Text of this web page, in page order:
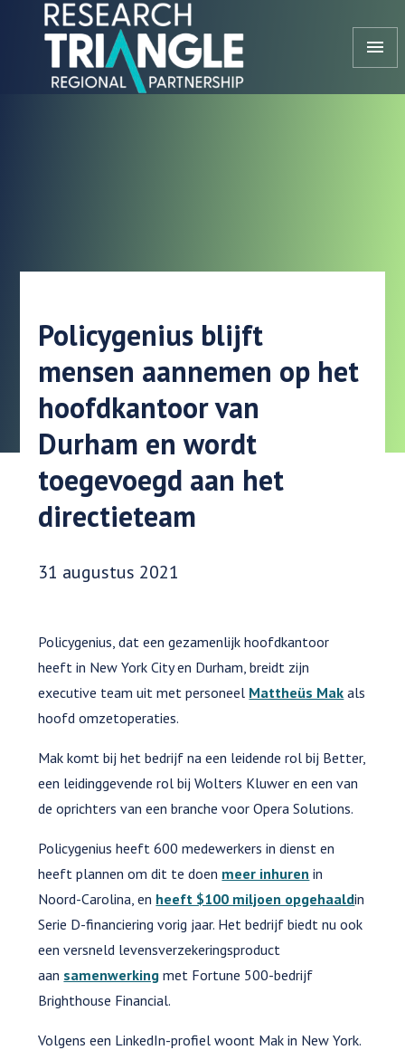
Doorgaan naar artikel
menu
Policygenius blijft
mensen aannemen op het
hoofdkantoor van
Durham en wordt
toegevoegd aan het
directieteam
Datum gepubliceerd:
31 augustus 2021
Policygenius, dat een gezamenlijk hoofdkantoor
heeft in New York City en Durham, breidt zijn
executive team uit met personeel Mattheüs Mak als
hoofd omzetoperaties.
Mak komt bij het bedrijf na een leidende rol bij Better,
een leidinggevende rol bij Wolters Kluwer en een van
de oprichters van een branche voor Opera Solutions.
Policygenius heeft 600 medewerkers in dienst en
heeft plannen om dit te doen meer inhuren in
Noord-Carolina, en heeft $100 miljoen opgehaaldin
Serie D-financiering vorig jaar. Het bedrijf biedt nu ook
een versneld levensverzekeringsproduct
aan samenwerking met Fortune 500-bedrijf
Brighthouse Financial.
Volgens een LinkedIn-profiel woont Mak in New York.